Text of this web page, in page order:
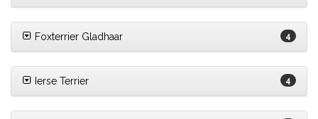
Foxterrier Gladhaar 4
Ierse Terrier 4